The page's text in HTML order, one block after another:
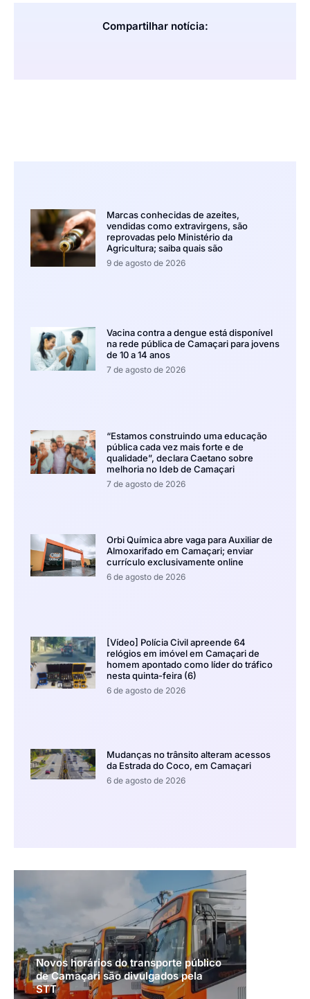
Compartilhar notícia:
Marcas conhecidas de azeites,
vendidas como extravirgens, são
reprovadas pelo Ministério da
Agricultura; saiba quais são
9 de agosto de 2026
Vacina contra a dengue está disponível
na rede pública de Camaçari para jovens
de 10 a 14 anos
7 de agosto de 2026
“Estamos construindo uma educação
pública cada vez mais forte e de
qualidade”, declara Caetano sobre
melhoria no Ideb de Camaçari
7 de agosto de 2026
Orbi Química abre vaga para Auxiliar de
Almoxarifado em Camaçari; enviar
currículo exclusivamente online
6 de agosto de 2026
[Vídeo] Polícia Civil apreende 64
relógios em imóvel em Camaçari de
homem apontado como líder do tráfico
nesta quinta-feira (6)
6 de agosto de 2026
Mudanças no trânsito alteram acessos
da Estrada do Coco, em Camaçari
6 de agosto de 2026
Novos horários do transporte público
de Camaçari são divulgados pela
STT